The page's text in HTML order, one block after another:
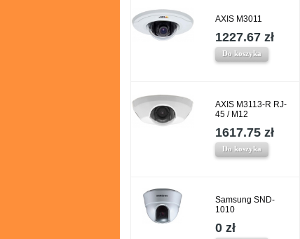
AXIS M3011
1227.67 zł
Do koszyka
AXIS M3113-R RJ-
45 / M12
1617.75 zł
Do koszyka
Samsung SND-
1010
0 zł